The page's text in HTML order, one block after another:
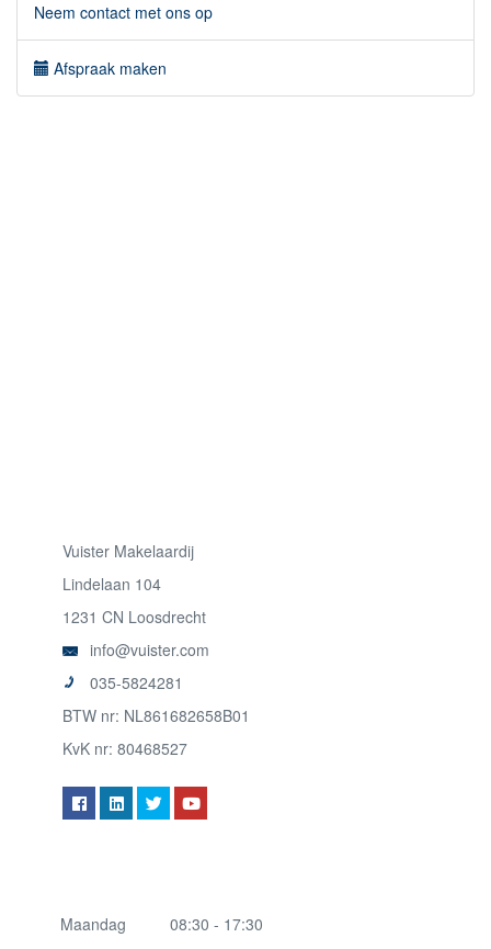
Neem contact met ons op
Afspraak maken
Vuister Makelaardij
Lindelaan 104
1231 CN Loosdrecht
info@vuister.com
035-5824281
BTW nr: NL861682658B01
KvK nr: 80468527
Maandag
08:30 - 17:30